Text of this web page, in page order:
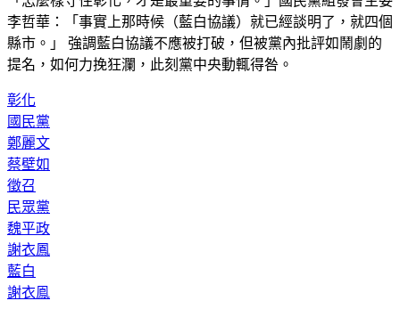
李哲華：「事實上那時候（藍白協議）就已經談明了，就四個
縣市。」 強調藍白協議不應被打破，但被黨內批評如鬧劇的
提名，如何力挽狂瀾，此刻黨中央動輒得咎。
彰化
國民黨
鄭麗文
蔡壁如
徵召
民眾黨
魏平政
謝衣鳳
藍白
謝衣鳯